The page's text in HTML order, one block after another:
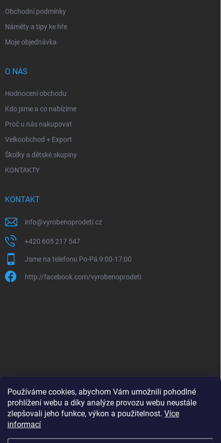
Používáme cookies, abychom Vám umožnili pohodlné
prohlížení webu a díky analýze provozu webu neustále
zlepšovali jeho funkce, výkon a použitelnost. Více
informací
Obchodní podmínky
Náměty a tipy ke hře
Moje objednávka
O NÁS
Hodnocení obchodu
Kdo jsme a co nabízíme
Proč u nás nakupovat
Velkoobchod + Export
Školky a dětské skupiny
KONTAKTY
KONTAKT
info@vyrobenoprodeti.cz
+420 605 217 547
Jsme na telefonu Po-Pá 9:00-17:00
http://facebook.com/vyrobenoprodeti
B2B shop pro obchodníky - www.krokido.cz